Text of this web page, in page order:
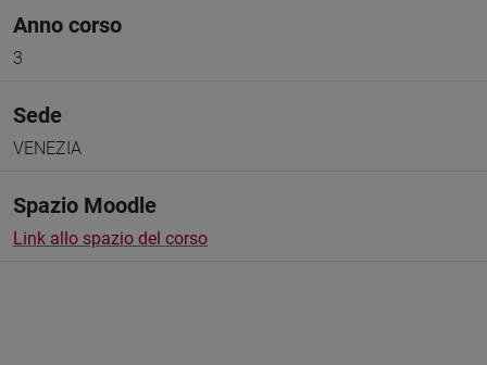
Anno corso
3
Sede
VENEZIA
Spazio Moodle
Link allo spazio del corso